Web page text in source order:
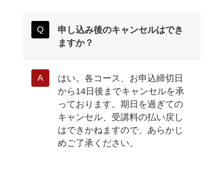
申し込み後のキャンセルはでき
ますか？
はい。各コース、お申込締切日
から14日後までキャンセルを承
っております。期日を過ぎての
キャンセル、受講料の払い戻し
はできかねますので、あらかじ
めご了承ください。